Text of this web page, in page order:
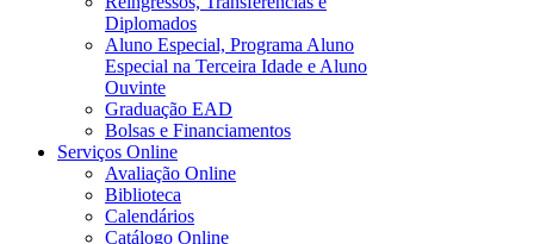
Diplomados
Aluno Especial, Programa Aluno
Especial na Terceira Idade e Aluno
Ouvinte
Graduação EAD
Bolsas e Financiamentos
Serviços Online
Avaliação Online
Biblioteca
Calendários
Catálogo Online